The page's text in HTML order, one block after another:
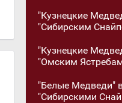
"Кузнецкие
"Сибирским
"Кузнецкие
"Омским
"Белые Медведи"
"Сибирскими